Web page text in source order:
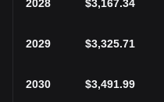
2028 $3,167.34
2029 $3,325.71
2030 $3,491.99